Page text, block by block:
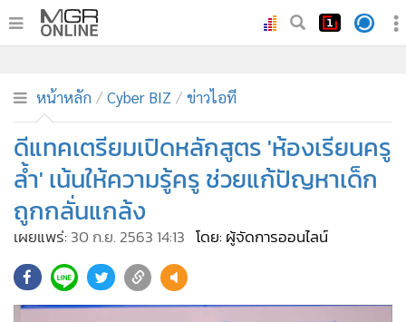
• ทันเหตุการณ์
• ภาคใต้
• ภูมิภาค
• Online Section
• บันเทิง
• ผู้จัดการรายวัน
• คอลัมนิสต์
• ละคร
หน้าหลัก Cyber BIZ ข่าวไอที
ดีแทคเตรียมเปิดหลักสูตร 'ห้องเรียนครู
ล้ำ' เน้นให้ความรู้ครู ช่วยแก้ปัญหาเด็ก
ถูกกลั่นแกล้ง
เผยแพร่: 30 ก.ย. 2563 14:13 โดย: ผู้จัดการออนไลน์